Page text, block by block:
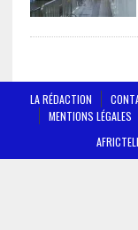
LA RÉDACTION
MENTIONS LÉGALES